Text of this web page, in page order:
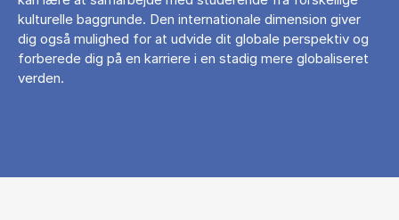
kulturelle baggrunde. Den internationale dimension giver
dig også mulighed for at udvide dit globale perspektiv og
forberede dig på en karriere i en stadig mere globaliseret
verden.